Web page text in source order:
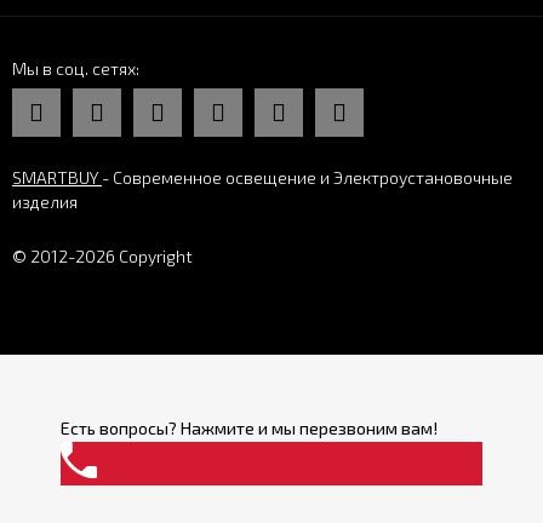
Мы в соц. сетях
SMARTBUY - Современное освещение и Электроустановочные
изделия
© 2012-2026 Copyright
Есть вопросы? Нажмите и мы перезвоним вам!